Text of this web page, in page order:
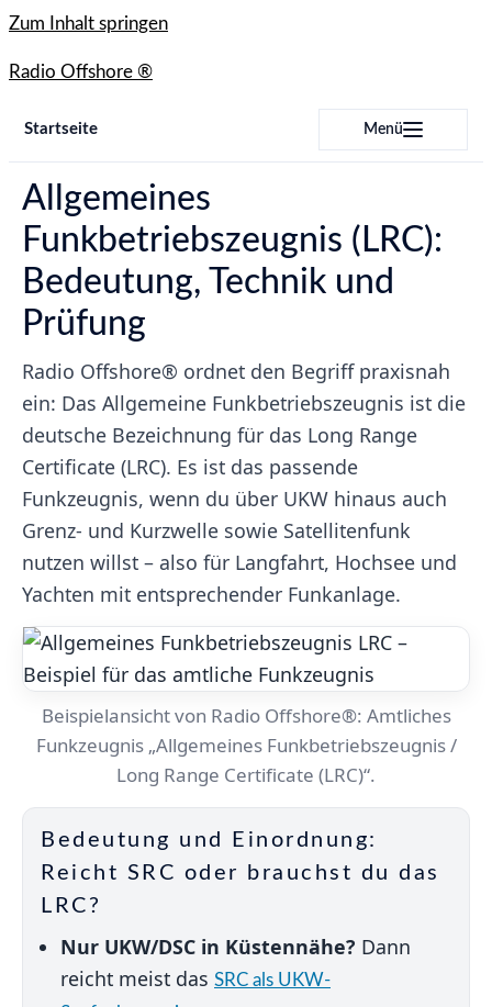
Zum Inhalt springen
Radio Offshore ®
Startseite Menü
Allgemeines
Funkbetriebszeugnis (LRC):
Bedeutung, Technik und
Prüfung
Radio Offshore® ordnet den Begriff praxisnah
ein: Das Allgemeine Funkbetriebszeugnis ist die
deutsche Bezeichnung für das Long Range
Certificate (LRC). Es ist das passende
Funkzeugnis, wenn du über UKW hinaus auch
Grenz- und Kurzwelle sowie Satellitenfunk
nutzen willst – also für Langfahrt, Hochsee und
Yachten mit entsprechender Funkanlage.
Beispielansicht von Radio Offshore®: Amtliches
Funkzeugnis „Allgemeines Funkbetriebszeugnis /
Long Range Certificate (LRC)“.
Bedeutung und Einordnung:
Reicht SRC oder brauchst du das
LRC?
Nur UKW/DSC in Küstennähe? Dann
reicht meist das SRC als UKW-